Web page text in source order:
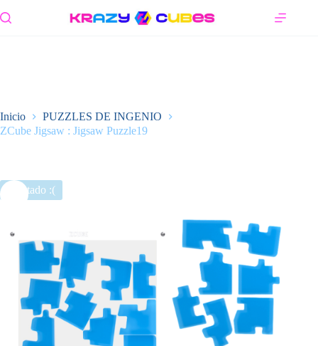
al
Inicio
PUZZLES DE INGENIO
ZCube Jigsaw : Jigsaw Puzzle19
Agotado :(